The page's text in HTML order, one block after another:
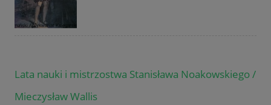
Lata nauki i mistrzostwa Stanisława Noakowskiego /
Mieczysław Wallis